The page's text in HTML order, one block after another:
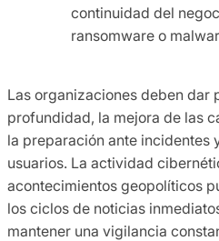
continuidad del
ransomware o
Las organizaciones deben dar
profundidad, la mejora de las
la preparación ante incidentes
usuarios. La actividad
acontecimientos geopolíticos
los ciclos de noticias
mantener una vigilancia